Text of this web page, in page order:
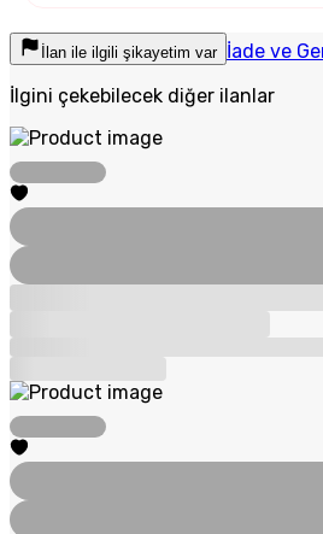
İlan ile ilgili şikayetim var İade ve
İlgini çekebilecek diğer ilanlar